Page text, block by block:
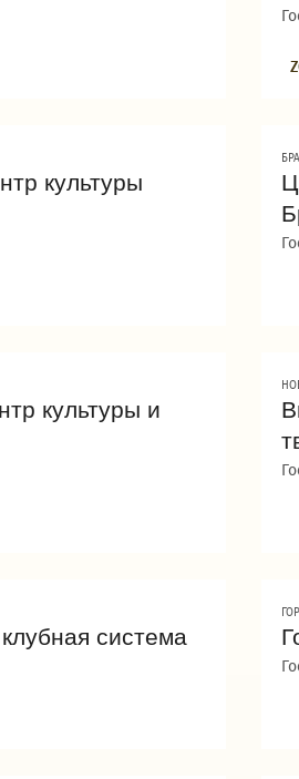
культуры
культуры и
система